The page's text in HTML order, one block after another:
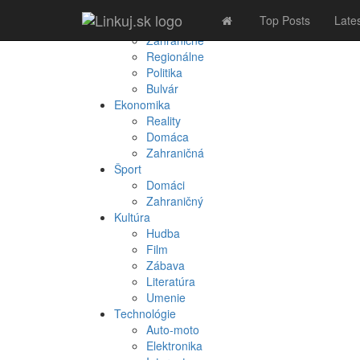
Top Posts
Domáce
Zahraničné
Regionálne
Politika
Bulvár
Ekonomika
Reality
Domáca
Zahraničná
Šport
Domáci
Zahraničný
Kultúra
Hudba
Film
Zábava
Literatúra
Umenie
Technológie
Auto-moto
Elektronika